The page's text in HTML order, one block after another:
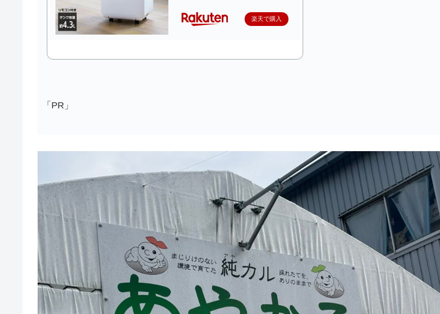
楽天で購入
「PR」